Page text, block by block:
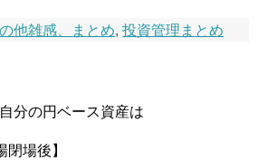
他雑感、まとめ,投資管理まとめ
分の円ベース資産は
閉場後】